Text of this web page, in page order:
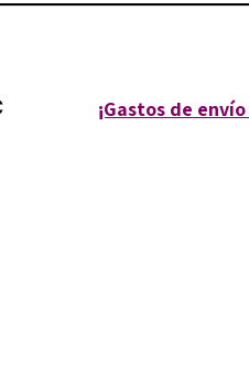
¡Gastos de